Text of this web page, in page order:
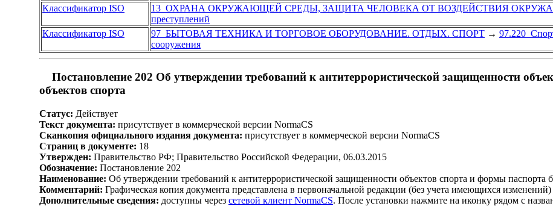
Классификатор ISO
13 ОХРАНА ОКРУЖАЮЩЕЙ СРЕДЫ, ЗАЩИТА ЧЕЛОВЕКА ОТ ВОЗДЕЙСТВИЯ
преступлений
Классификатор ISO
97 БЫТОВАЯ ТЕХНИКА И ТОРГОВОЕ ОБОРУДОВАНИЕ. ОТДЫХ. СПОРТ → 97.220
сооружения
Постановление 202 Об утверждении требований к антитеррористической защищенности
объектов спорта
Статус: Действует
Текст документа: присутствует в коммерческой версии NormaCS
Сканкопия официального издания документа: присутствует в коммерческой версии NormaCS
Страниц в документе: 18
Утвержден: Правительство РФ; Правительство Российской Федерации, 06.03.2015
Обозначение: Постановление 202
Наименование: Об утверждении требований к антитеррористической защищенности объектов спорта и формы паспорта
Комментарий: Графическая копия документа представлена в первоначальной редакции (без учета имеющихся изменений)
Дополнительные сведения: доступны через сетевой клиент NormaCS. После установки нажмите на иконку рядом с